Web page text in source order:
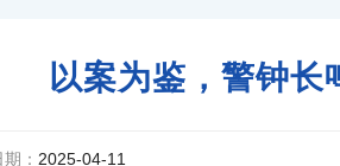
以案为鉴，警钟
： 2025-04-11